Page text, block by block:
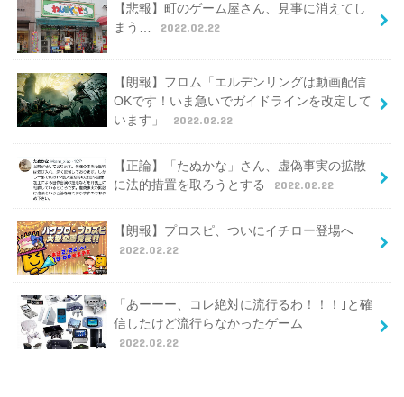
【悲報】町のゲーム屋さん、見事に消えてし
まう…
2022.02.22
【朗報】フロム「エルデンリングは動画配信
OKです！いま急いでガイドラインを改定して
います」
2022.02.22
【正論】「たぬかな」さん、虚偽事実の拡散
に法的措置を取ろうとする
2022.02.22
【朗報】プロスピ、ついにイチロー登場へ
2022.02.22
「あーーー、コレ絶対に流行るわ！！！｣と確
信したけど流行らなかったゲーム
2022.02.22